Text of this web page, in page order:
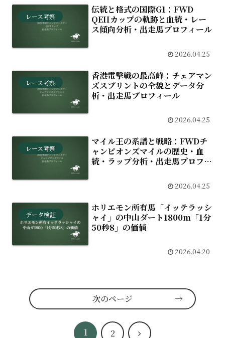
レース考察
伝統と格式の国際G1：FWD
QEIIカップの軌跡と血統・レー
ス傾向分析・出走馬プロフィール
2026.04.25
レース考察
香港電撃戦の最高峰：チェアマン
ズスプリントの全貌とデータ分
析・出走馬プロフィール
2026.04.25
レース考察
マイル王の系譜と戦略：FWDチ
ャンピオンズマイルの歴史・血
統・ラップ分析・出走馬プロフィ
2026.04.25
データ検証
ホリエモン所有馬「イッテラッシ
ャイ」の中山ダート1800m「1分
50秒8」の価値
2026.04.20
次のページ
1 2 次